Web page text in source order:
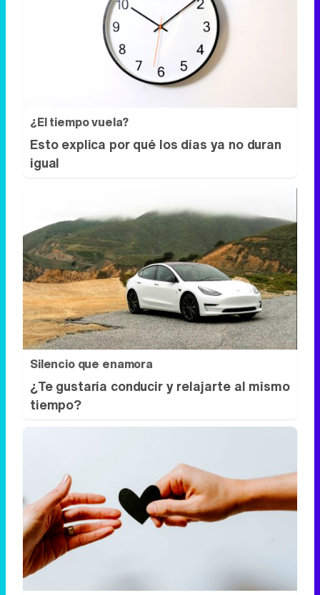
¿El tiempo vuela?
Esto explica por qué los días ya no duran
igual
Silencio que enamora
¿Te gustaría conducir y relajarte al mismo
tiempo?